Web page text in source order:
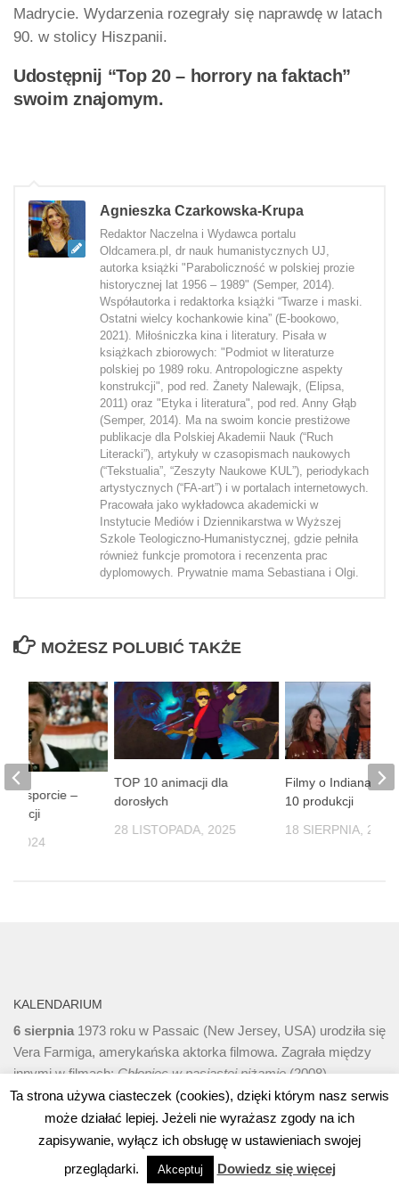
Madrycie. Wydarzenia rozegrały się naprawdę w latach
90. w stolicy Hiszpanii.
Udostępnij “Top 20 – horrory na faktach”
swoim znajomym.
Agnieszka Czarkowska-Krupa
Redaktor Naczelna i Wydawca portalu
Oldcamera.pl, dr nauk humanistycznych UJ,
autorka książki "Paraboliczność w polskiej prozie
historycznej lat 1956 – 1989" (Semper, 2014).
Współautorka i redaktorka książki “Twarze i maski.
Ostatni wielcy kochankowie kina” (E-bookowo,
2021). Miłośniczka kina i literatury. Pisała w
książkach zbiorowych: "Podmiot w literaturze
polskiej po 1989 roku. Antropologiczne aspekty
konstrukcji", pod red. Żanety Nalewajk, (Elipsa,
2011) oraz "Etyka i literatura", pod red. Anny Głąb
(Semper, 2014). Ma na swoim koncie prestiżowe
publikacje dla Polskiej Akademii Nauk (“Ruch
Literacki”), artykuły w czasopismach naukowych
(“Tekstualia”, “Zeszyty Naukowe KUL”), periodykach
artystycznych (“FA-art”) i w portalach internetowych.
Pracowała jako wykładowca akademicki w
Instytucie Mediów i Dziennikarstwa w Wyższej
Szkole Teologiczno-Humanistycznej, gdzie pełniła
również funkcje promotora i recenzenta prac
dyplomowych. Prywatnie mama Sebastiana i Olgi.
MOŻESZ POLUBIĆ TAKŻE
TOP 10 animacji dla
dorosłych
28 LISTOPADA, 2025
Filmy o Indianach –
10 produkcji
18 SIERPNIA, 2025
o sporcie –
2024
KALENDARIUM
6 sierpnia 1973 roku w Passaic (New Jersey, USA) urodziła się
Vera Farmiga, amerykańska aktorka filmowa. Zagrała między
innymi w filmach:Chłopiec w pasiastej piżamie(2008),
Obecność(2013) czyBates Motel(2013).
Ta strona używa ciasteczek (cookies), dzięki którym nasz serwis
może działać lepiej. Jeżeli nie wyrażasz zgody na ich
zapisywanie, wyłącz ich obsługę w ustawieniach swojej
przeglądarki.
Akceptuj Dowiedz się więcej